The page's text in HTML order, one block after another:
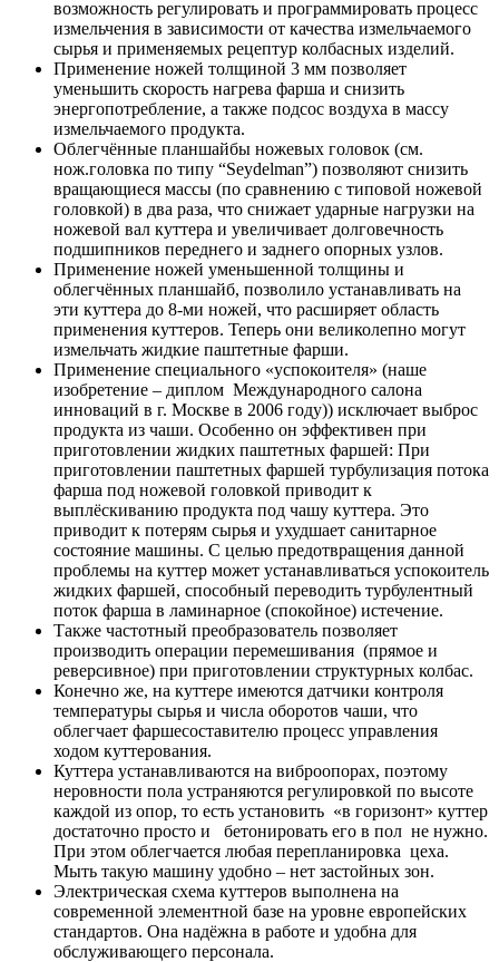
возможность регулировать и программировать процесс
измельчения в зависимости от качества измельчаемого
сырья и применяемых рецептур колбасных изделий.
Применение ножей толщиной 3 мм позволяет
уменьшить скорость нагрева фарша и снизить
энергопотребление, а также подсос воздуха в массу
измельчаемого продукта.
Облегчённые планшайбы ножевых головок (см.
нож.головка по типу “Seydelman”) позволяют снизить
вращающиеся массы (по сравнению с типовой ножевой
головкой) в два раза, что снижает ударные нагрузки на
ножевой вал куттера и увеличивает долговечность
подшипников переднего и заднего опорных узлов.
Применение ножей уменьшенной толщины и
облегчённых планшайб, позволило устанавливать на
эти куттера до 8-ми ножей, что расширяет область
применения куттеров. Теперь они великолепно могут
измельчать жидкие паштетные фарши.
Применение специального «успокоителя» (наше
изобретение – диплом Международного салона
инноваций в г. Москве в 2006 году)) исключает выброс
продукта из чаши. Особенно он эффективен при
приготовлении жидких паштетных фаршей: При
приготовлении паштетных фаршей турбулизация потока
фарша под ножевой головкой приводит к
выплёскиванию продукта под чашу куттера. Это
приводит к потерям сырья и ухудшает санитарное
состояние машины. С целью предотвращения данной
проблемы на куттер может устанавливаться успокоитель
жидких фаршей, способный переводить турбулентный
поток фарша в ламинарное (спокойное) истечение.
Также частотный преобразователь позволяет
производить операции перемешивания (прямое и
реверсивное) при приготовлении структурных колбас.
Конечно же, на куттере имеются датчики контроля
температуры сырья и числа оборотов чаши, что
облегчает фаршесоставителю процесс управления
ходом куттерования.
Куттера устанавливаются на виброопорах, поэтому
неровности пола устраняются регулировкой по высоте
каждой из опор, то есть установить «в горизонт» куттер
достаточно просто и бетонировать его в пол не нужно.
При этом облегчается любая перепланировка цеха.
Мыть такую машину удобно – нет застойных зон.
Электрическая схема куттеров выполнена на
современной элементной базе на уровне европейских
стандартов. Она надёжна в работе и удобна для
обслуживающего персонала.